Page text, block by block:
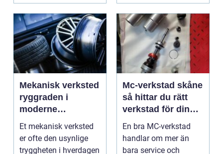
Mekanisk verksted
ryggraden i
moderne
maskinpark
Et mekanisk verksted
er ofte den usynlige
tryggheten i hverdagen
Mc-verkstad skåne
så hittar du rätt
verkstad för din
motorcykel
En bra MC-verkstad
handlar om mer än
bara service och